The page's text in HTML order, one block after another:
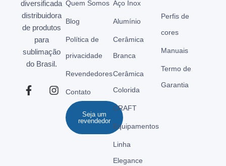
diversificada
distribuidora
de produtos
para
sublimação
do Brasil.
Quem Somos
Blog
Política de
privacidade
Revendedores
Contato
Seja um
revendedor
Aço Inox
Alumínio
Cerâmica
Branca
Cerâmica
Colorida
CRAFT
Equipamentos
Linha
Elegance
Perfis de
cores
Manuais
Termo de
Garantia